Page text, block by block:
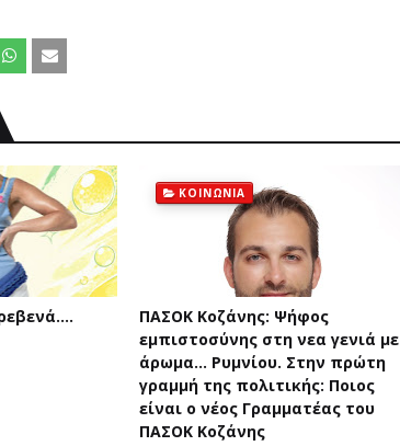
ΚΟΙΝΩΝΙΑ
ΠΑΣΟΚ Κοζάνης: Ψήφος
εμπιστοσύνης στη νεα γενιά με
άρωμα... Ρυμνίου. Στην πρώτη
γραμμή της πολιτικής: Ποιος
είναι ο νέος Γραμματέας του
ΠΑΣΟΚ Κοζάνης